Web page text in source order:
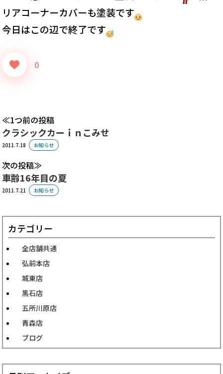
リアコーナーカバーも塗装です
今日はこの辺で終了です
0
1つ前の投稿
クラシックカーｉｎこみせ
2011.7.18 お知らせ
次の投稿
車齢16年目の夏
2011.7.21 お知らせ
カテゴリー
全店舗共通
弘前本店
城東店
黒石店
五所川原店
青森店
ブログ